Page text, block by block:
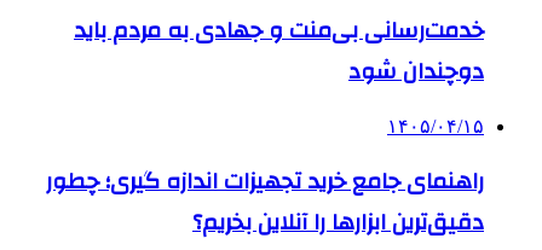
خدمت‌رسانی بی‌منت و جهادی به مردم باید
دوچندان شود
۱۴۰۵/۰۴/۱۵
راهنمای جامع خرید تجهیزات اندازه گیری؛ چطور
دقیق‌ترین ابزارها را آنلاین بخریم؟